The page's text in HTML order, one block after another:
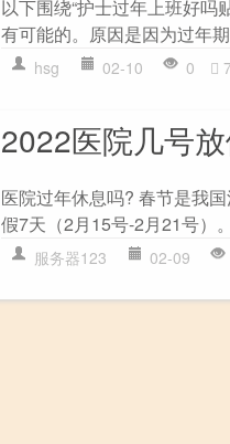
以下围绕“护士过年上班好吗
有可能的。原因是因为过年
hsg 02-10 0
2022医院几号
医院过年休息吗? 春节是我
假7天（2月15号-2月21号）
服务器123 02-09